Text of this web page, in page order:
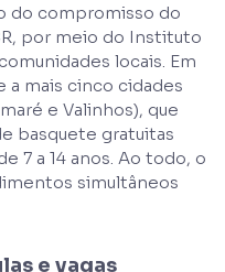
do compromisso do
por meio do Instituto
locais. Em
a mais cinco cidades
e Valinhos), que
basquete gratuitas
7 a 14 anos. Ao todo, o
simultâneos
e vagas